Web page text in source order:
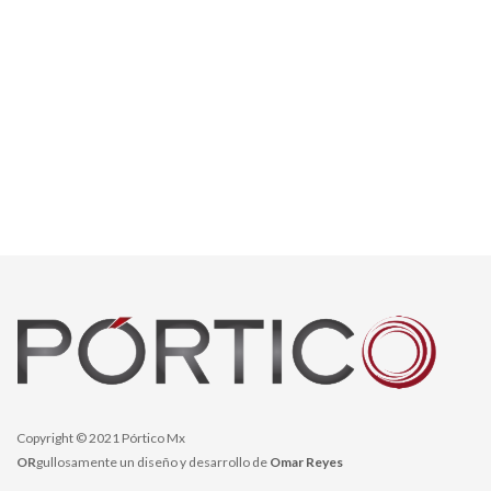
Copyright © 2021 Pórtico Mx
ORgullosamente un diseño y desarrollo de Omar Reyes